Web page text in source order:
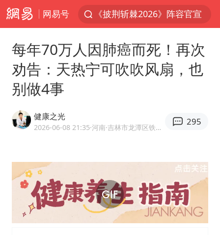
网易号
白海豚北上或致京津冀暴雨
上海有出现龙卷潜势
王艺迪无缘横滨赛决赛
王艺迪2-4不敌张本美和止步4强
泰国：高度重视中国游客旅游体验
2025年小学教师减少13.19万
上海大部迎大暴雨
《龙餐馆》 冲奖
每年70万人因肺癌而死！再次
劝告：天热宁可吹吹风扇，也
别做4事
健康之光
2026-06-08 21:35·河南 ·吉林市龙潭区铁东医院执业医师
295